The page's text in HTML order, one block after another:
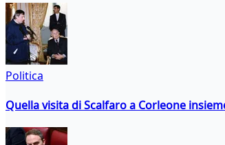
Politica
Quella visita di Scalfaro a Corleone